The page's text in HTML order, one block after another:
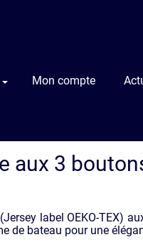
Mon compte
aux 3
label OEKO-TEX)
de bateau pour une